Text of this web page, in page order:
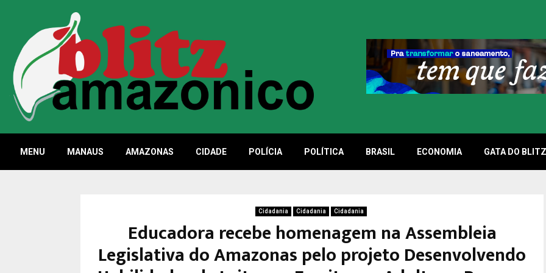
MENU MANAUS AMAZONAS CIDADE POLÍCIA POLÍTICA BRASIL ECONOMIA GATA DO BLITZ
Cidadania Cidadania Cidadania
Educadora recebe homenagem na Assembleia
Legislativa do Amazonas pelo projeto Desenvolvendo